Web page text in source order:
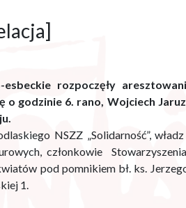
rozpoczęły
godzinie 6. rano, Wojciech
NSZZ „Solidarność”,
członkowie
pod pomnikiem bł. ks.
1.